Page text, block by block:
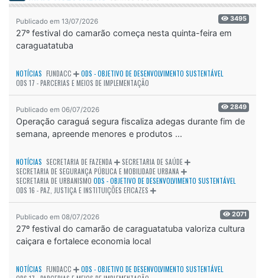
Publicado em 13/07/2026 3495
27º festival do camarão começa nesta quinta-feira em
caraguatatuba
NOTÍCIAS FUNDACC
ODS - OBJETIVO DE DESENVOLVIMENTO SUSTENTÁVEL
ODS 17 - PARCERIAS E MEIOS DE IMPLEMENTAÇÃO
Publicado em 06/07/2026 2849
Operação caraguá segura fiscaliza adegas durante fim de
semana, apreende menores e produtos ...
NOTÍCIAS SECRETARIA DE FAZENDA
SECRETARIA DE SAÚDE
SECRETARIA DE SEGURANÇA PÚBLICA E MOBILIDADE URBANA
SECRETARIA DE URBANISMO ODS - OBJETIVO DE DESENVOLVIMENTO SUSTENTÁVEL
ODS 16 - PAZ, JUSTIÇA E INSTITUIÇÕES EFICAZES
Publicado em 08/07/2026 2071
27º festival do camarão de caraguatatuba valoriza cultura
caiçara e fortalece economia local
NOTÍCIAS FUNDACC
ODS - OBJETIVO DE DESENVOLVIMENTO SUSTENTÁVEL